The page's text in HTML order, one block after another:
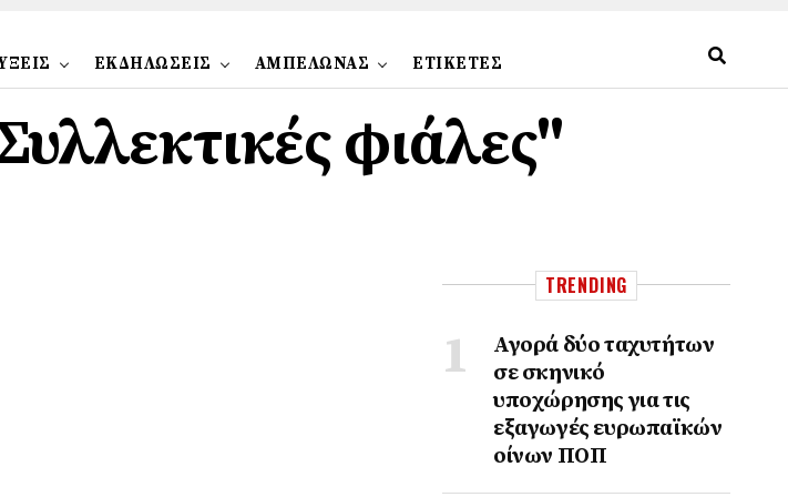
ΕΚΔΗΛΩΣΕΙΣ ΑΜΠΕΛΩΝΑΣ ΕΤΙΚΕΤΕΣ
φιάλες"
TRENDING
Αγορά δύο ταχυτήτων
σε σκηνικό
υποχώρησης για τις
εξαγωγές ευρωπαϊκών
οίνων ΠΟΠ